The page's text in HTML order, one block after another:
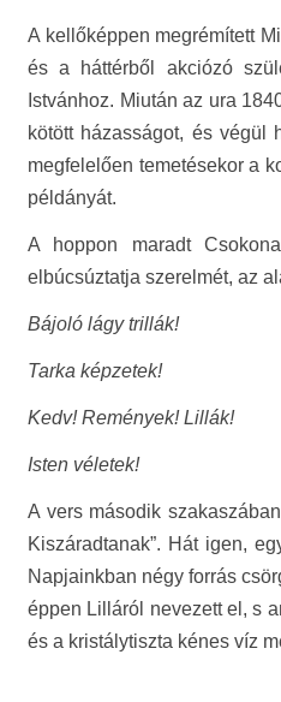
A kellőképpen megrémített
és a háttérből akciózó
Istvánhoz. Miután az ura
kötött házasságot, és végül
megfelelően temetésekor a
példányát.
A hoppon maradt
elbúcsúztatja szerelmét, az
Bájoló lágy trillák!
Tarka képzetek!
Kedv! Remények! Lillák!
Isten véletek!
A vers második
Kiszáradtanak”. Hát igen,
Napjainkban négy forrás
éppen Lilláról nevezett el, s
és a kristálytiszta kénes víz